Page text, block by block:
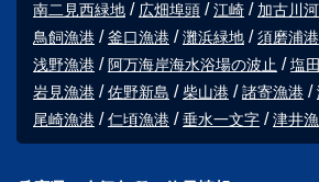
南二見西緑地
広畑埠頭 江崎
加古川
鳥飼漁港
釜口漁港 灘浜緑地 須磨浦港
浅野漁港
阿万海岸海水浴場の波止 塩
岩見漁港
佐野新島 柴山港 諸寄漁港
尾崎漁港
仁頃漁港 垂水一文字 津井